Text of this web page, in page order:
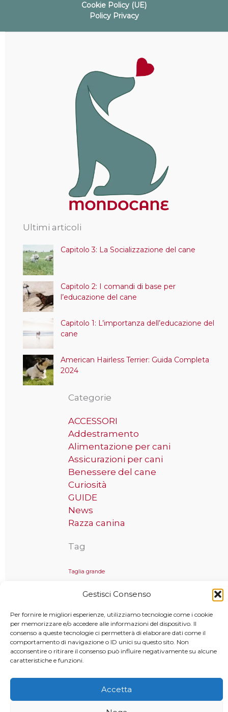
Gestisci Consenso
Per fornire le migliori esperienze, utilizziamo tecnologie come i cookie
per memorizzare e/o accedere alle informazioni del dispositivo. Il
consenso a queste tecnologie ci permetterà di elaborare dati come il
comportamento di navigazione o ID unici su questo sito. Non
acconsentire o ritirare il consenso può influire negativamente su alcune
caratteristiche e funzioni.
Accetta
Cookie Policy (UE)
Policy Privacy
Ultimi articoli
Capitolo 3: La Socializzazione del cane
Capitolo 2: I comandi di base per
l’educazione del cane
Capitolo 1: L’importanza dell’educazione del
cane
American Hairless Terrier: Guida Completa
2024
Categorie
ACCESSORI
Addestramento
Alimentazione per cani
Assicurazioni per cani
Benessere del cane
Curiosità
GUIDE
News
Razza canina
Tag
Taglia grande
Copyright © 2025 MondoCane.Top - Tutti i diritti sono
riservati